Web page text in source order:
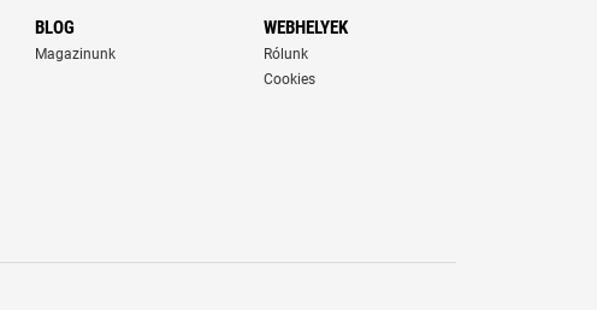
BLOG
Magazinunk
WEBHELYEK
Rólunk
Cookies